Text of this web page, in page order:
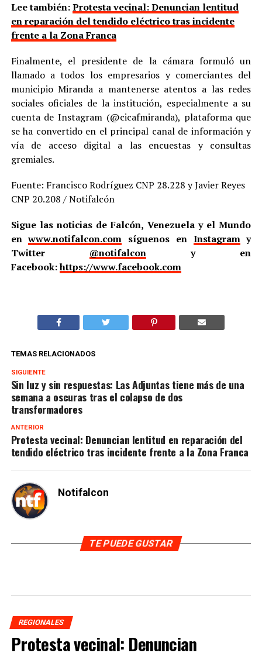
Lee también:Protesta vecinal: Denuncian lentitud
en reparación del tendido eléctrico tras incidente
frente a la Zona Franca
Finalmente, el presidente de la cámara formuló un
llamado a todos los empresarios y comerciantes del
municipio Miranda a mantenerse atentos a las redes
sociales oficiales de la institución, especialmente a su
cuenta de Instagram (@cicafmiranda), plataforma que
se ha convertido en el principal canal de información y
vía de acceso digital a las encuestas y consultas
gremiales.
Fuente: Francisco Rodríguez CNP 28.228 y Javier Reyes
CNP 20.208 / Notifalcón
Sigue las noticias de Falcón, Venezuela y el Mundo
enwww.notifalcon.com síguenos en Instagramy
Twitter @notifalcony en
Facebook:https://www.facebook.com
TEMAS RELACIONADOS
SIGUIENTE
Sin luz y sin respuestas: Las Adjuntas tiene más de una
semana a oscuras tras el colapso de dos
transformadores
ANTERIOR
Protesta vecinal: Denuncian lentitud en reparación del
tendido eléctrico tras incidente frente a la Zona Franca
Notifalcon
TE PUEDE GUSTAR
REGIONALES
Protesta vecinal: Denuncian